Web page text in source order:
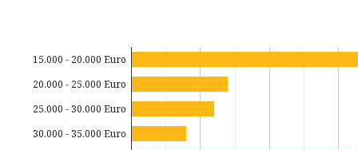
15.000 - 20.000 Euro
20.000 - 25.000 Euro
25.000 - 30.000 Euro
30.000 - 35.000 Euro